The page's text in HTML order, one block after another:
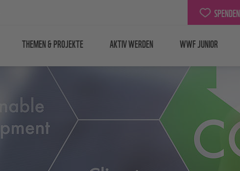
SPENDEN
THEMEN & PROJEKTE AKTIV WERDEN WWF JUNIOR